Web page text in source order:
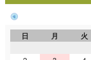
日
月 火